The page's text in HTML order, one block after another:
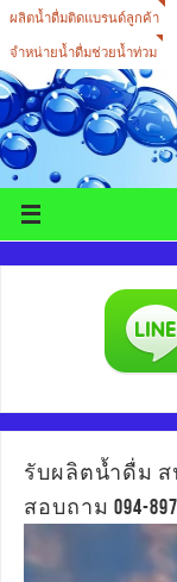
ผลิตน้ำดื่มติดแบรนด์ลูกค้า
จำหน่ายน้ำดื่มช่วยน้ำท่วม
รับผลิตน้ำดื่ม
สอบถาม 094-